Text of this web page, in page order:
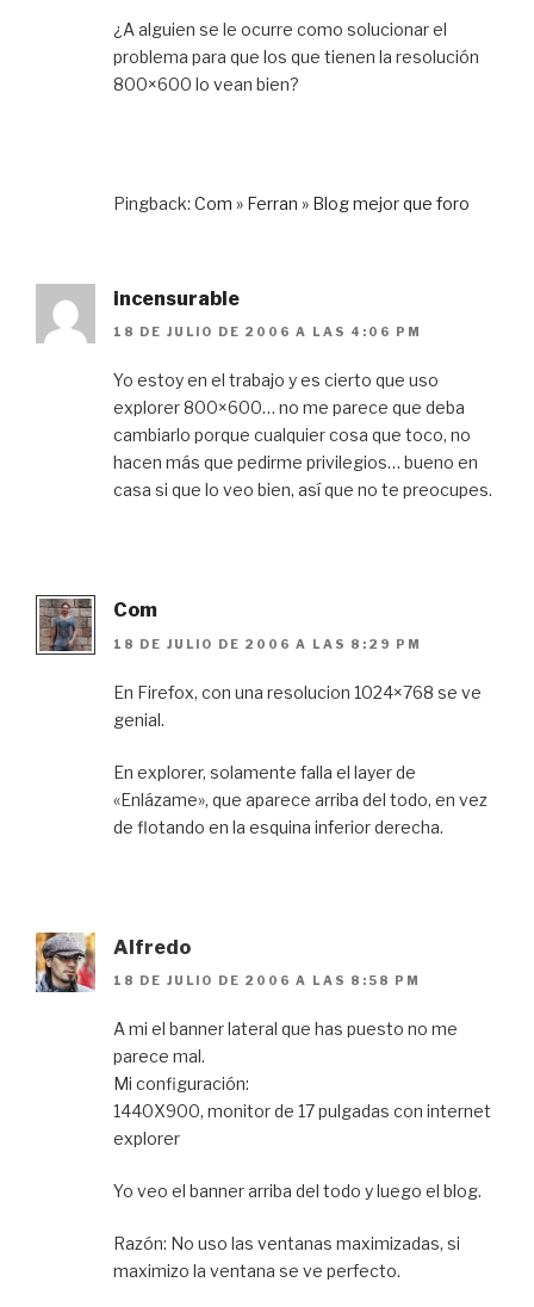
¿A alguien se le ocurre como solucionar el
problema para que los que tienen la resolución
800×600 lo vean bien?
Pingback: Com » Ferran » Blog mejor que foro
incensurable
18 DE JULIO DE 2006 A LAS 4:06 PM
Yo estoy en el trabajo y es cierto que uso
explorer 800×600… no me parece que deba
cambiarlo porque cualquier cosa que toco, no
hacen más que pedirme privilegios… bueno en
casa si que lo veo bien, así que no te preocupes.
Com
18 DE JULIO DE 2006 A LAS 8:29 PM
En Firefox, con una resolucion 1024×768 se ve
genial.
En explorer, solamente falla el layer de
«Enlázame», que aparece arriba del todo, en vez
de flotando en la esquina inferior derecha.
Alfredo
18 DE JULIO DE 2006 A LAS 8:58 PM
A mi el banner lateral que has puesto no me
parece mal.
Mi configuración:
1440X900, monitor de 17 pulgadas con internet
explorer
Yo veo el banner arriba del todo y luego el blog.
Razón: No uso las ventanas maximizadas, si
maximizo la ventana se ve perfecto.